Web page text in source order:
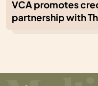
VCA promotes
partnership with